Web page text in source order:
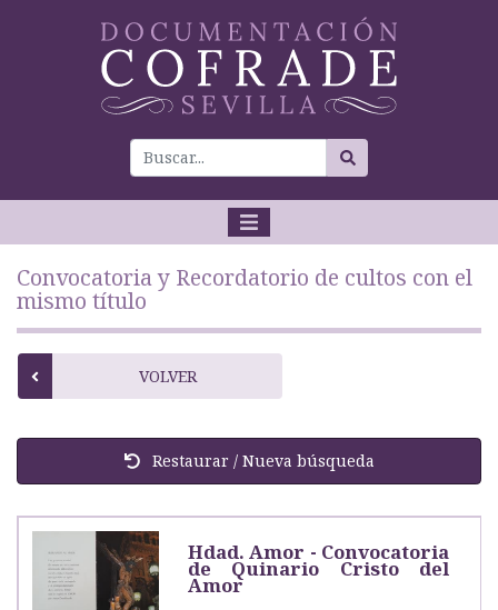
Convocatoria y Recordatorio de cultos con el
mismo título
VOLVER
Restaurar / Nueva búsqueda
Hdad. Amor - Convocatoria
de Quinario Cristo del
Amor